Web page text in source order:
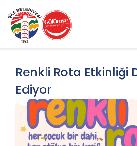
Renkli Rota Etkinliği
Ediyor